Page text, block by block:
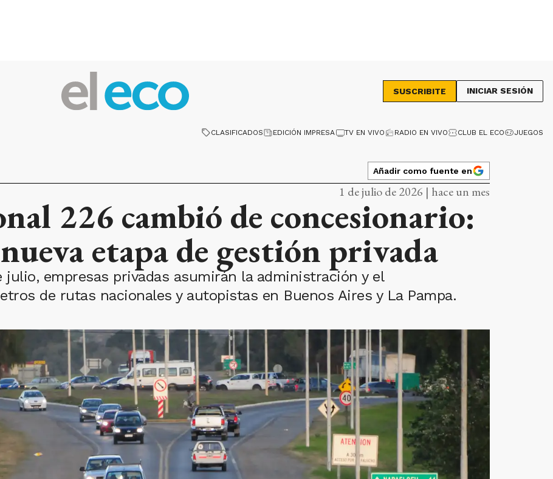
SUSCRIBITE INICIAR SESIÓN
CLASIFICADOS EDICIÓN IMPRESA TV EN VIVO RADIO EN VIVO CLUB EL ECO JUEGOS
Añadir como fuente en
1 de julio de 2026 | hace un mes
226 cambió de concesionario:
etapa de gestión privada
julio, empresas privadas asumirán la administración y el
de rutas nacionales y autopistas en Buenos Aires y La Pampa.